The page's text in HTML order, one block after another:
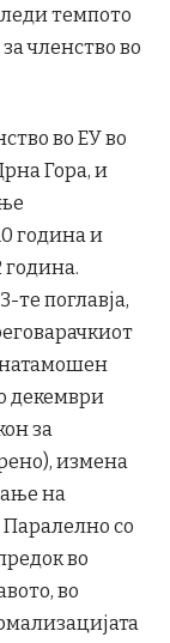
темпото
членство во
во ЕУ во
Гора, и
година и
година.
те поглавја,
натамошен
декември
за
измена
на
со
во
во